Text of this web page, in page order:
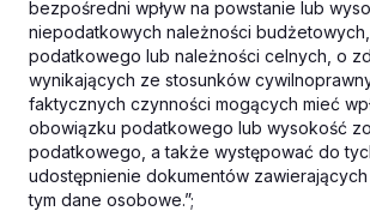
bezpośredni wpływ na powstanie lub
niepodatkowych należności
podatkowego lub należności celnych, o
wynikających ze stosunków
faktycznych czynności mogących mieć
obowiązku podatkowego lub wysokość
podatkowego, a także występować do
udostępnienie dokumentów
tym dane osobowe.”;